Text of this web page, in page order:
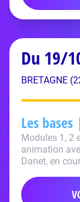
Du 19/
BRETAGNE
Les
Modules 1, 2
animation
Danet, en